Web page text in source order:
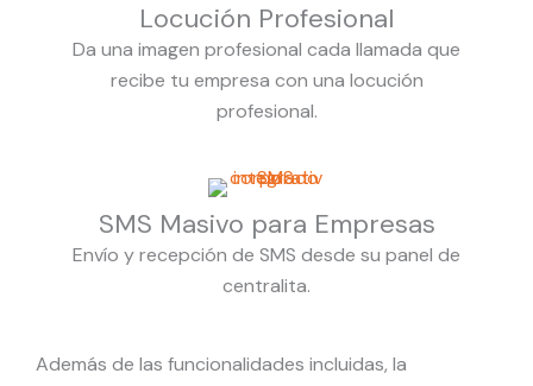
Locución Profesional
Da una imagen profesional cada llamada que
recibe tu empresa con una locución
profesional.
SMS Masivo para Empresas
Envío y recepción de SMS desde su panel de
centralita.
Además de las funcionalidades incluidas, la